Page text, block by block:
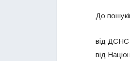
До
від ДСНС
від